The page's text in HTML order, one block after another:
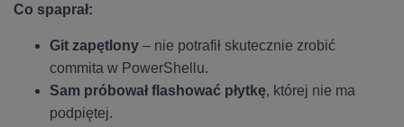
Co spaprał:
Git zapętlony – nie potrafił skutecznie zrobić
commita w PowerShellu.
Sam próbował flashować płytkę, której nie ma
podpiętej.